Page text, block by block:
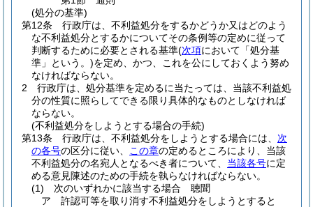
(処分の基準)
第12条
行政庁は、不利益処分をするかどうか又はどのよう
な不利益処分とするかについてその条例等の定めに従って
判断するために必要とされる基準(次項において「処分基
準」という。)を定め、かつ、これを公にしておくよう努め
なければならない。
2
行政庁は、処分基準を定めるに当たっては、当該不利益処
分の性質に照らしてできる限り具体的なものとしなければ
ならない。
(不利益処分をしようとする場合の手続)
第13条
行政庁は、不利益処分をしようとする場合には、 次
の各号の区分に従い、 この章の定めるところにより、当該
不利益処分の名宛人となるべき者について、 当該各号に定
める意見陳述のための手続を執らなければならない。
(1)
次のいずれかに該当する場合 聴聞
ア
許認可等を取り消す不利益処分をしようとすると